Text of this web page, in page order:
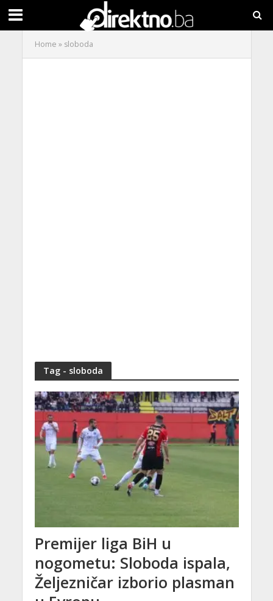
Home » sloboda
Tag - sloboda
Premijer liga BiH u
nogometu: Sloboda ispala,
Željezničar izborio plasman